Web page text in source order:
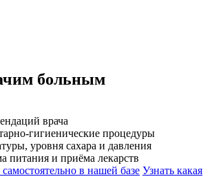
больным
врача
гигиенические процедуры
уровня сахара и давления
питания и приёма лекарств
в нашей базе Узнать какая